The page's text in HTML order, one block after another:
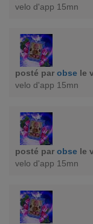
velo d'app 15mn
posté par obse le
velo d'app 15mn
posté par obse le
velo d'app 15mn